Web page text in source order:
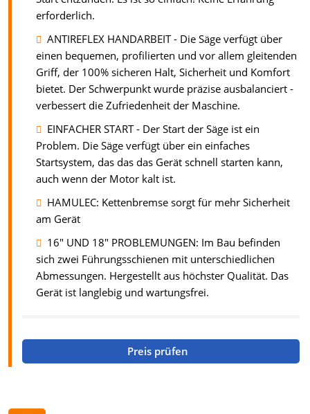
erforderlich.
ANTIREFLEX HANDARBEIT - Die Säge verfügt über
einen bequemen, profilierten und vor allem gleitenden
Griff, der 100% sicheren Halt, Sicherheit und Komfort
bietet. Der Schwerpunkt wurde präzise ausbalanciert -
verbessert die Zufriedenheit der Maschine.
EINFACHER START - Der Start der Säge ist ein
Problem. Die Säge verfügt über ein einfaches
Startsystem, das das das Gerät schnell starten kann,
auch wenn der Motor kalt ist.
HAMULEC: Kettenbremse sorgt für mehr Sicherheit
am Gerät
16" UND 18" PROBLEMUNGEN: Im Bau befinden
sich zwei Führungsschienen mit unterschiedlichen
Abmessungen. Hergestellt aus höchster Qualität. Das
Gerät ist langlebig und wartungsfrei.
Preis prüfen